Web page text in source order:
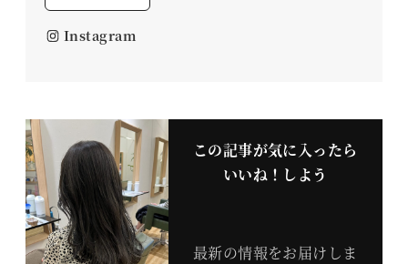
Instagram
この記事が気に入ったら
いいね！しよう
最新の情報をお届けしま